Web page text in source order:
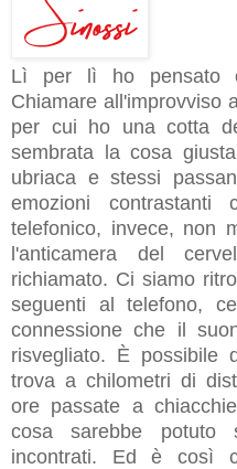
Lì per lì ho pensato
Chiamare all'improvviso
per cui ho una cotta
sembrata la cosa
ubriaca e stessi
emozioni contrastanti
telefonico, invece, non
l'anticamera del
richiamato. Ci siamo
seguenti al telefono,
connessione che il
risvegliato. È possibile
trova a chilometri di
ore passate a
cosa sarebbe potuto
incontrati. Ed è così